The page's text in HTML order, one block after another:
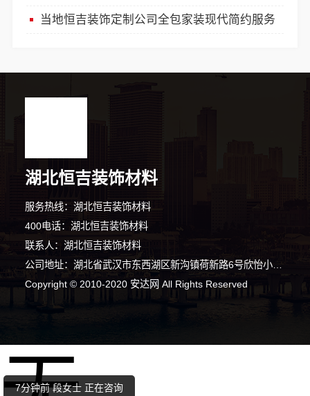
当地恒吉装饰定制公司全包家装现代简约服务
湖北恒吉装饰材料
服务热线：湖北恒吉装饰材料
400电话：湖北恒吉装饰材料
联系人：湖北恒吉装饰材料
公司地址：湖北省武汉市东西湖区新沟镇荷新路6号欣怡小区2号楼1单元1层2号
Copyright © 2010-2020 安达网 All Rights Reserved
7分钟前 段女士 正在咨询